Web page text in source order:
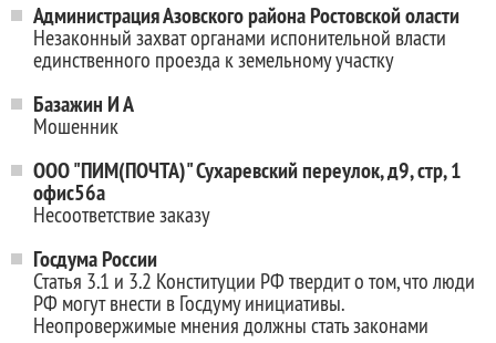
Администрация Азовского района Ростовской оласти
Незаконный захват органами испонительной власти
единственного проезда к земельному участку
Базажин И А
Мошенник
ООО "ПИМ(ПОЧТА)" Сухаревский переулок, д9, стр, 1
офис56а
Несоответствие заказу
Госдума России
Статья 3.1 и 3.2 Конституции РФ твердит о том, что люди
РФ могут внести в Госдуму инициативы.
Неопровержимые мнения должны стать законами